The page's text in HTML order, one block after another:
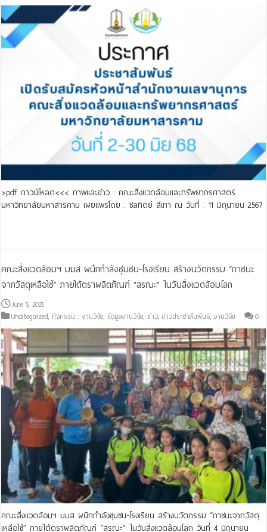
>pdf ดาวน์โหลด<<< ภาพและข่าว : คณะสิ่งแวดล้อมและทรัพยากรศาสตร์
มหาวิทยาลัยมหาสารคาม เผยแพร่โดย : ชลทิตย์ สีเทา ณ วันที่ : 11 มิถุนายน 2567
คณะสิ่งแวดล้อมฯ มมส ผนึกกำลังชุมชน-โรงเรียน สร้างนวัตกรรม “ภาชนะ
จากวัสดุเหลือใช้” ภายใต้ตราผลิตภัณฑ์ “สรณะ” ในวันสิ่งแวดล้อมโลก
June 5, 2025
Uncategorized,กิจกรรม : งานวิจัย,ข้อมูลงานวิจัย,ข่าว,ข่าวประชาสัมพันธ์,งานวิจัย 0
คณะสิ่งแวดล้อมฯ มมส ผนึกกำลังชุมชน-โรงเรียน สร้างนวัตกรรม “ภาชนะจากวัสดุ
เหลือใช้” ภายใต้ตราผลิตภัณฑ์ “สรณะ” ในวันสิ่งแวดล้อมโลก วันที่ 4 มิถุนายน